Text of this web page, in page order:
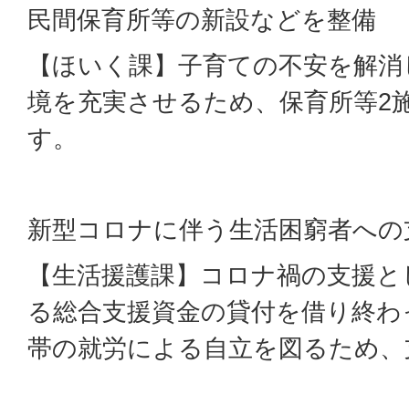
民間保育所等の新設などを整備
【ほいく課】子育ての不安を解
境を充実させるため、保育所等2
す。
新型コロナに伴う生活困窮者への
【生活援護課】コロナ禍の支援
る総合支援資金の貸付を借り終
帯の就労による自立を図るため